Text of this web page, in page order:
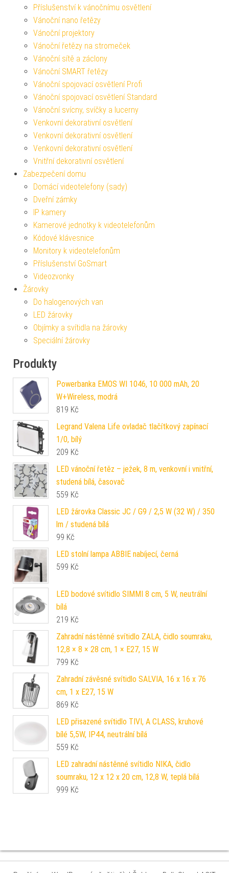
Příslušenství k vánočnímu osvětlení
Vánoční nano řetězy
Vánoční projektory
Vánoční řetězy na stromeček
Vánoční sítě a záclony
Vánoční SMART řetězy
Vánoční spojovací osvětlení Profi
Vánoční spojovací osvětlení Standard
Vánoční svícny, svíčky a lucerny
Venkovní dekorativní osvětlení
Venkovní dekorativní osvětlení
Venkovní dekorativní osvětlení
Vnitřní dekorativní osvětlení
Zabezpečení domu
Domácí videotelefony (sady)
Dveřní zámky
IP kamery
Kamerové jednotky k videotelefonům
Kódové klávesnice
Monitory k videotelefonům
Příslušenství GoSmart
Videozvonky
Žárovky
Do halogenových van
LED žárovky
Objímky a svítidla na žárovky
Speciální žárovky
Produkty
Powerbanka EMOS WI 1046, 10 000 mAh, 20
W+Wireless, modrá
819 Kč
Legrand Valena Life ovladač tlačítkový zapínací
1/0, bílý
209 Kč
LED vánoční řetěz – ježek, 8 m, venkovní i vnitřní,
studená bílá, časovač
559 Kč
LED žárovka Classic JC / G9 / 2,5 W (32 W) / 350
lm / studená bílá
99 Kč
LED stolní lampa ABBIE nabíjecí, černá
599 Kč
LED bodové svítidlo SIMMI 8 cm, 5 W, neutrální
bílá
219 Kč
Zahradní nástěnné svítidlo ZALA, čidlo soumraku,
12,8 × 8 × 28 cm, 1 × E27, 15 W
799 Kč
Zahradní závěsné svítidlo SALVIA, 16 x 16 x 76
cm, 1 x E27, 15 W
869 Kč
LED přisazené svítidlo TIVI, A CLASS, kruhové
bílé 5,5W, IP44, neutrální bílá
559 Kč
LED zahradní nástěnné svítidlo NIKA, čidlo
soumraku, 12 x 12 x 20 cm, 12,8 W, teplá bílá
999 Kč